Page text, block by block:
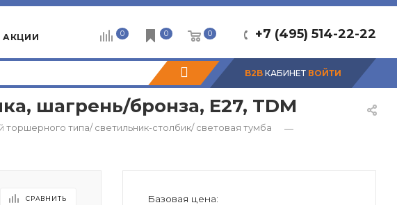
АКЦИИ +7 (495) 514-22-22
0 0 0
B2B КАБИНЕТ ВОЙТИ
шагрень/бронза, Е27, TDM
типа/ светильник-столбик/ световая тумба
—
СРАВНИТЬ Базовая цена: